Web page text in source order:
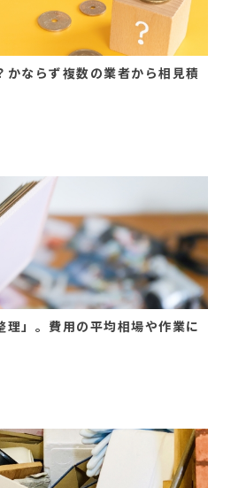
かならず複数の業者から相見積
理」。費用の平均相場や作業に